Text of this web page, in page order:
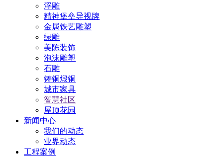
浮雕
精神堡垒导视牌
金属铁艺雕塑
绿雕
美陈装饰
泡沫雕塑
石雕
铸铜煅铜
城市家具
智慧社区
屋顶花园
新闻中心
我们的动态
业界动态
工程案例